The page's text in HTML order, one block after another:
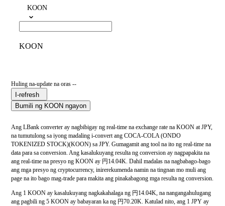
KOON
KOON
Huling na-update na oras --
I-refresh
Bumili ng KOON ngayon
Ang LBank converter ay nagbibigay ng real-time na exchange rate na KOON at JPY,
na tumutulong sa iyong madaling i-convert ang COCA-COLA (ONDO
TOKENIZED STOCK)(KOON) sa JPY. Gumagamit ang tool na ito ng real-time na
data para sa conversion. Ang kasalukuyang resulta ng conversion ay nagpapakita na
ang real-time na presyo ng KOON ay 円14.04K. Dahil madalas na nagbabago-bago
ang mga presyo ng cryptocurrency, inirerekumenda namin na tingnan mo muli ang
page na ito bago mag-trade para makita ang pinakabagong mga resulta ng conversion.
Ang 1 KOON ay kasalukuyang nagkakahalaga ng 円14.04K, na nangangahulugang
ang pagbili ng 5 KOON ay babayaran ka ng 円70.20K. Katulad nito, ang 1 JPY ay